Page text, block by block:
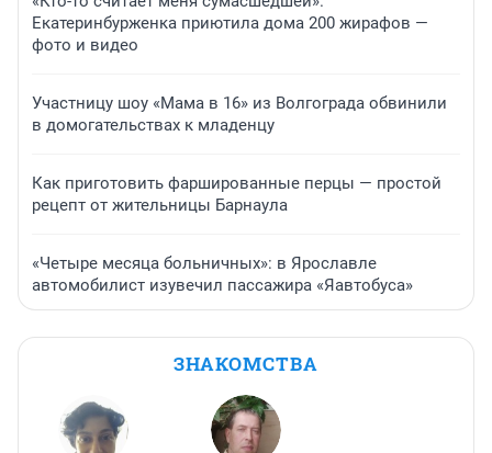
Екатеринбурженка приютила дома 200 жирафов —
фото и видео
Участницу шоу «Мама в 16» из Волгограда обвинили
в домогательствах к младенцу
Как приготовить фаршированные перцы — простой
рецепт от жительницы Барнаула
«Четыре месяца больничных»: в Ярославле
автомобилист изувечил пассажира «Яавтобуса»
ЗНАКОМСТВА